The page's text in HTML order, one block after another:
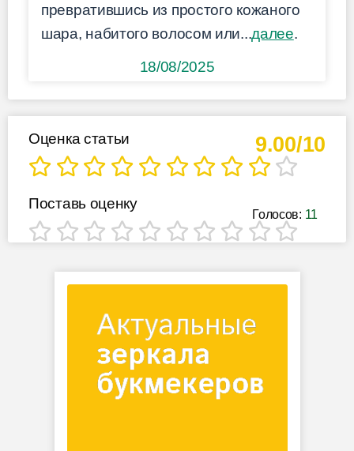
превратившись из простого кожаного
шара, набитого волосом или...далее.
18/08/2025
9.00/10
Оценка статьи
Голосов: 11
Поставь оценку